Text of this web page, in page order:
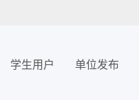
学生用户 单位发布